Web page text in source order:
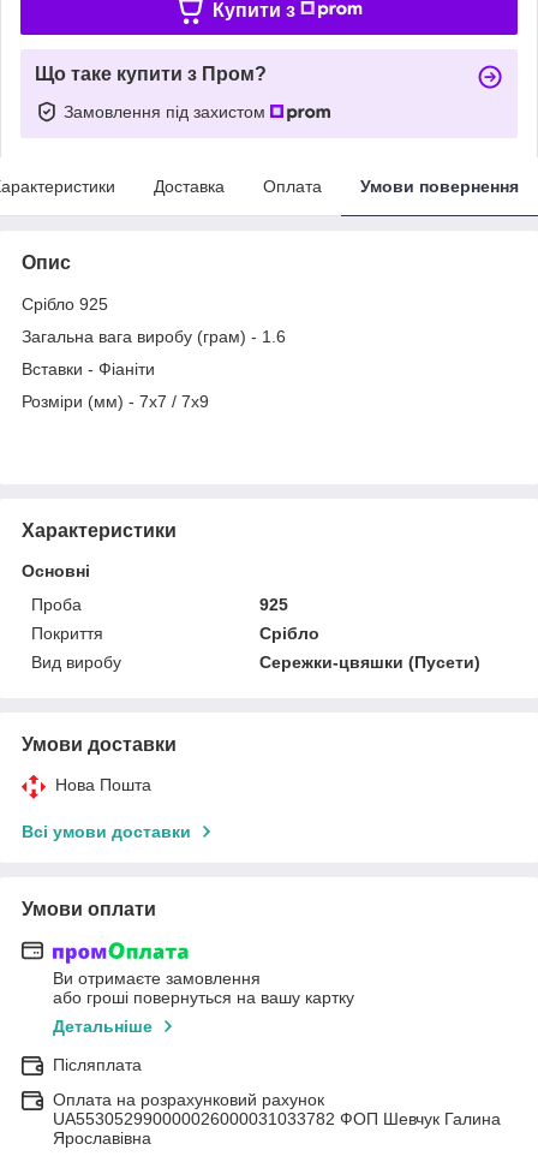
Купити з
Що таке купити з Пром?
Замовлення під захистом
Доставка Оплата Умови повернення
Опис
Срібло 925
Загальна вага виробу (грам) - 1.6
Вставки - Фіаніти
Розміри (мм) - 7х7 / 7х9
Характеристики
Основні
Проба
925
Покриття
Срібло
Вид виробу
Сережки-цвяшки (Пусети)
Умови доставки
Нова Пошта
Всі умови доставки
Умови оплати
Ви отримаєте замовлення
або гроші повернуться на вашу картку
Детальніше
Післяплата
Оплата на розрахунковий рахунок
UA553052990000026000031033782 ФОП Шевчук Галина
Ярославівна